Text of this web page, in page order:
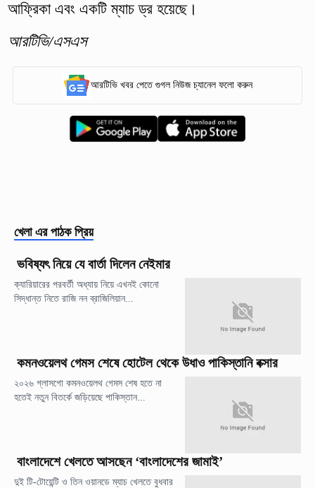
আফ্রিকা এবং একটি ম্যাচ ড্র হয়েছে।
আরটিভি/এসএস
আরটিভি খবর পেতে গুগল নিউজ চ্যানেল ফলো করুন
খেলা এর পাঠক প্রিয়
ভবিষ্যৎ নিয়ে যে বার্তা দিলেন নেইমার
ক্যারিয়ারের পরবর্তী অধ্যায় নিয়ে এখনই কোনো
সিদ্ধান্ত নিতে রাজি নন ব্রাজিলিয়ান...
কমনওয়েলথ গেমস শেষে হোটেল থেকে উধাও পাকিস্তানি বক্সার
২০২৬ গ্লাসগো কমনওয়েলথ গেমস শেষ হতে না
হতেই নতুন বিতর্কে জড়িয়েছে পাকিস্তান...
বাংলাদেশে খেলতে আসছেন ‘বাংলাদেশের জামাই’
দুই টি-টোয়েন্টি ও তিন ওয়ানডে ম্যাচ খেলতে বুধবার